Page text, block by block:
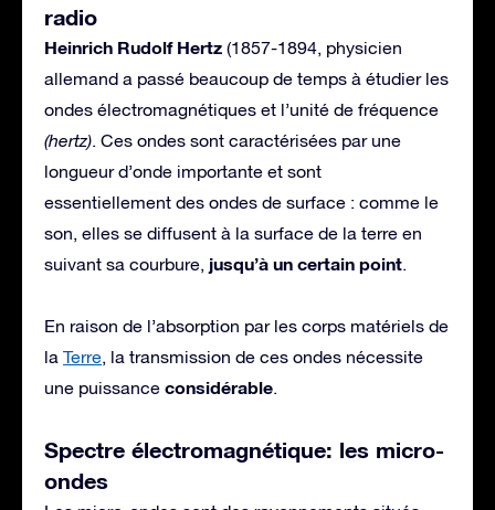
radio
Heinrich Rudolf Hertz (1857-1894, physicien
allemand a passé beaucoup de temps à étudier les
ondes électromagnétiques et l’unité de fréquence
(hertz). Ces ondes sont caractérisées par une
longueur d’onde importante et sont
essentiellement des ondes de surface : comme le
son, elles se diffusent à la surface de la terre en
suivant sa courbure, jusqu’à un certain point.
En raison de l’absorption par les corps matériels de
la Terre, la transmission de ces ondes nécessite
une puissance considérable.
Spectre électromagnétique: les micro-
ondes